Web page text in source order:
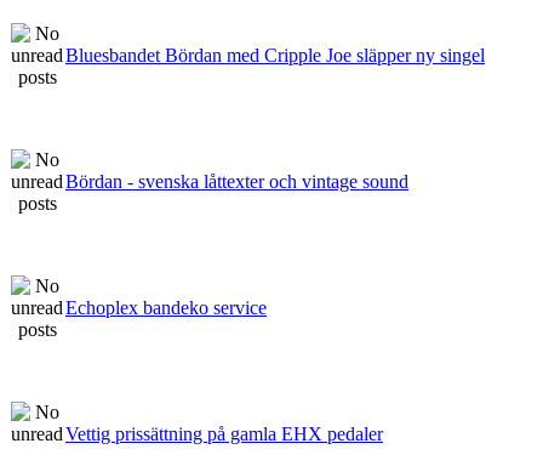
Bluesbandet Bördan med Cripple Joe släpper ny singel
Bördan - svenska låttexter och vintage sound
Echoplex bandeko service
Vettig prissättning på gamla EHX pedaler